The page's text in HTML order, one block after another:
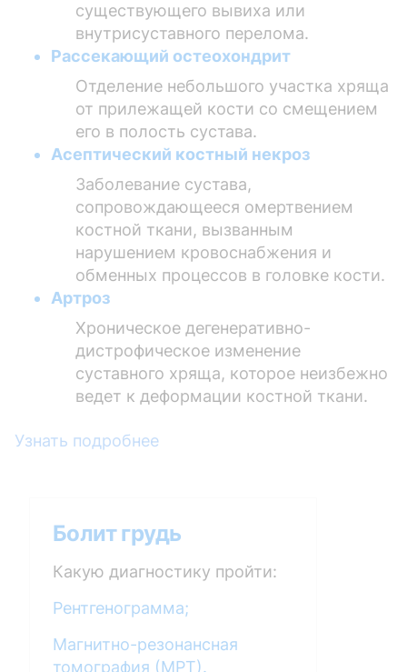
существующего вывиха или
внутрисуставного перелома.
Рассекающий остеохондрит
Отделение небольшого участка хряща
от прилежащей кости со смещением
его в полость сустава.
Асептический костный некроз
Заболевание сустава,
сопровождающееся омертвением
костной ткани, вызванным
нарушением кровоснабжения и
обменных процессов в головке кости.
Артроз
Хроническое дегенеративно-
дистрофическое изменение
суставного хряща, которое неизбежно
ведет к деформации костной ткани.
Узнать подробнее
Болит грудь
Какую диагностику пройти:
Рентгенограмма;
Магнитно-резонансная
томография (МРТ).